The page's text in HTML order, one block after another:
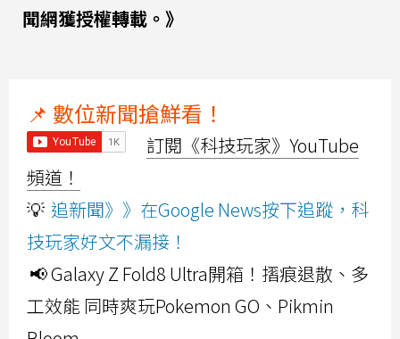
聞網獲授權轉載。》
📌 數位新聞搶鮮看！
訂閱《科技玩家》YouTube
頻道！
💡 追新聞》》在Google News按下追蹤，科
技玩家好文不漏接！
📢 Galaxy Z Fold8 Ultra開箱！摺痕退散、多
工效能 同時爽玩Pokemon GO、Pikmin